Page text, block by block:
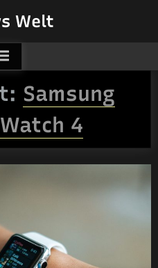
Welt
Samsung
4